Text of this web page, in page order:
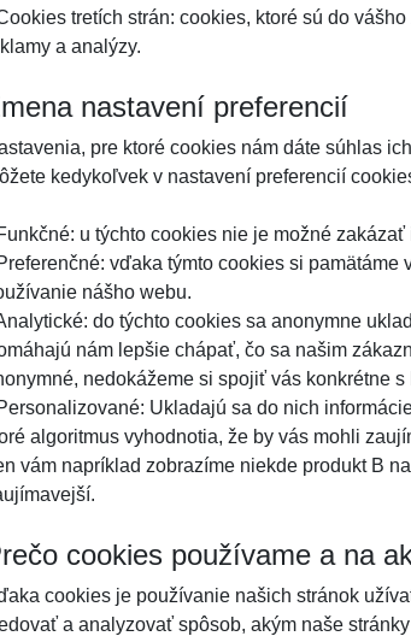
tretích strán: cookies, ktoré sú do
a analýzy.
nastavení preferencií
pre ktoré cookies nám dáte súhlas
kedykoľvek v nastavení preferencií
u týchto cookies nie je možné
vďaka týmto cookies si
nášho webu.
do týchto cookies sa anonymne
nám lepšie chápať, čo sa našim
nedokážeme si spojiť vás konkrétne
Ukladajú sa do nich
algoritmus vyhodnotia, že by vás mohli
vám napríklad zobrazíme niekde produkt B
cookies používame a na
cookies je používanie našich stránok
a analyzovať spôsob, akým naše